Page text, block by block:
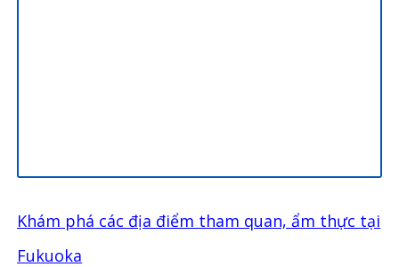
Khám phá các địa điểm tham quan, ẩm thực tại
Fukuoka